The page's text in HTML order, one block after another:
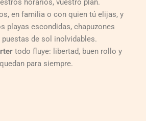
horarios, vuestro plan.
en familia o con quien tú elijas, y
playas escondidas, chapuzones
de sol inolvidables.
todo fluye: libertad, buen rollo y
se quedan para siempre.